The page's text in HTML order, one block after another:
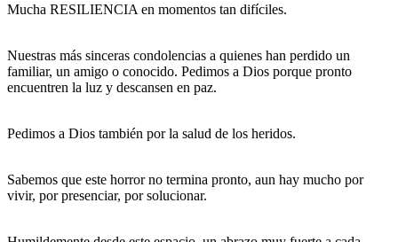
Mucha RESILIENCIA en momentos tan difíciles.
Nuestras más sinceras condolencias a quienes han perdido un
familiar, un amigo o conocido. Pedimos a Dios porque pronto
encuentren la luz y descansen en paz.
Pedimos a Dios también por la salud de los heridos.
Sabemos que este horror no termina pronto, aun hay mucho por
vivir, por presenciar, por solucionar.